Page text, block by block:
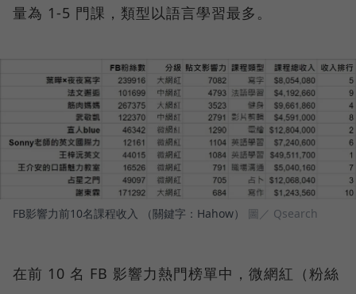
量為 1-5 門課，類型以語言學習最多。
FB影響力前10名課程收入 （關鍵字：Hahow） 圖／ Qsearch
在前 10 名 FB 影響力熱門榜單中，微網紅（粉絲